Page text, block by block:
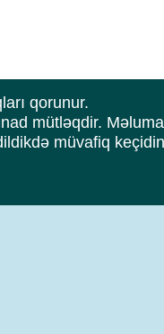
qorunur.
mütləqdir.
müvafiq keçidin